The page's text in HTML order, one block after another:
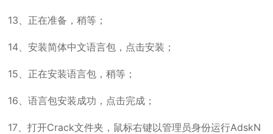
13、正在准备，稍等；
14、安装简体中文语言包，点击安装；
15、正在安装语言包，稍等；
16、语言包安装成功，点击完成；
17、打开Crack文件夹，鼠标右键以管理员身份运行AdskN